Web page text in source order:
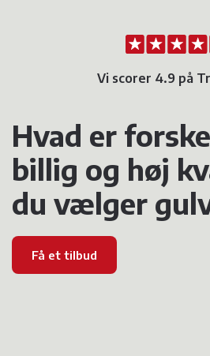
Vi scorer 4.9 på
Hvad er
billig og høj
du vælger
Få et tilbud